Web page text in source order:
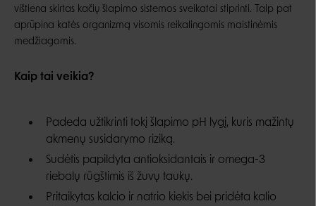
vištiena skirtas kačių šlapimo sistemos sveikatai stiprinti. Taip pat
aprūpina katės organizmą visomis reikalingomis maistinėmis
medžiagomis.
Kaip tai veikia?
Padeda užtikrinti tokį šlapimo pH lygį, kuris mažintų
akmenų susidarymo riziką.
Sudėtis papildyta antioksidantais ir omega-3
riebalų rūgštimis iš žuvų taukų.
Pritaikytas kalcio ir natrio kiekis bei pridėta kalio